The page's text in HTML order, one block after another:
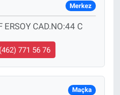
Merkez
CAD.NO:44 C
771 56 76
Maçka